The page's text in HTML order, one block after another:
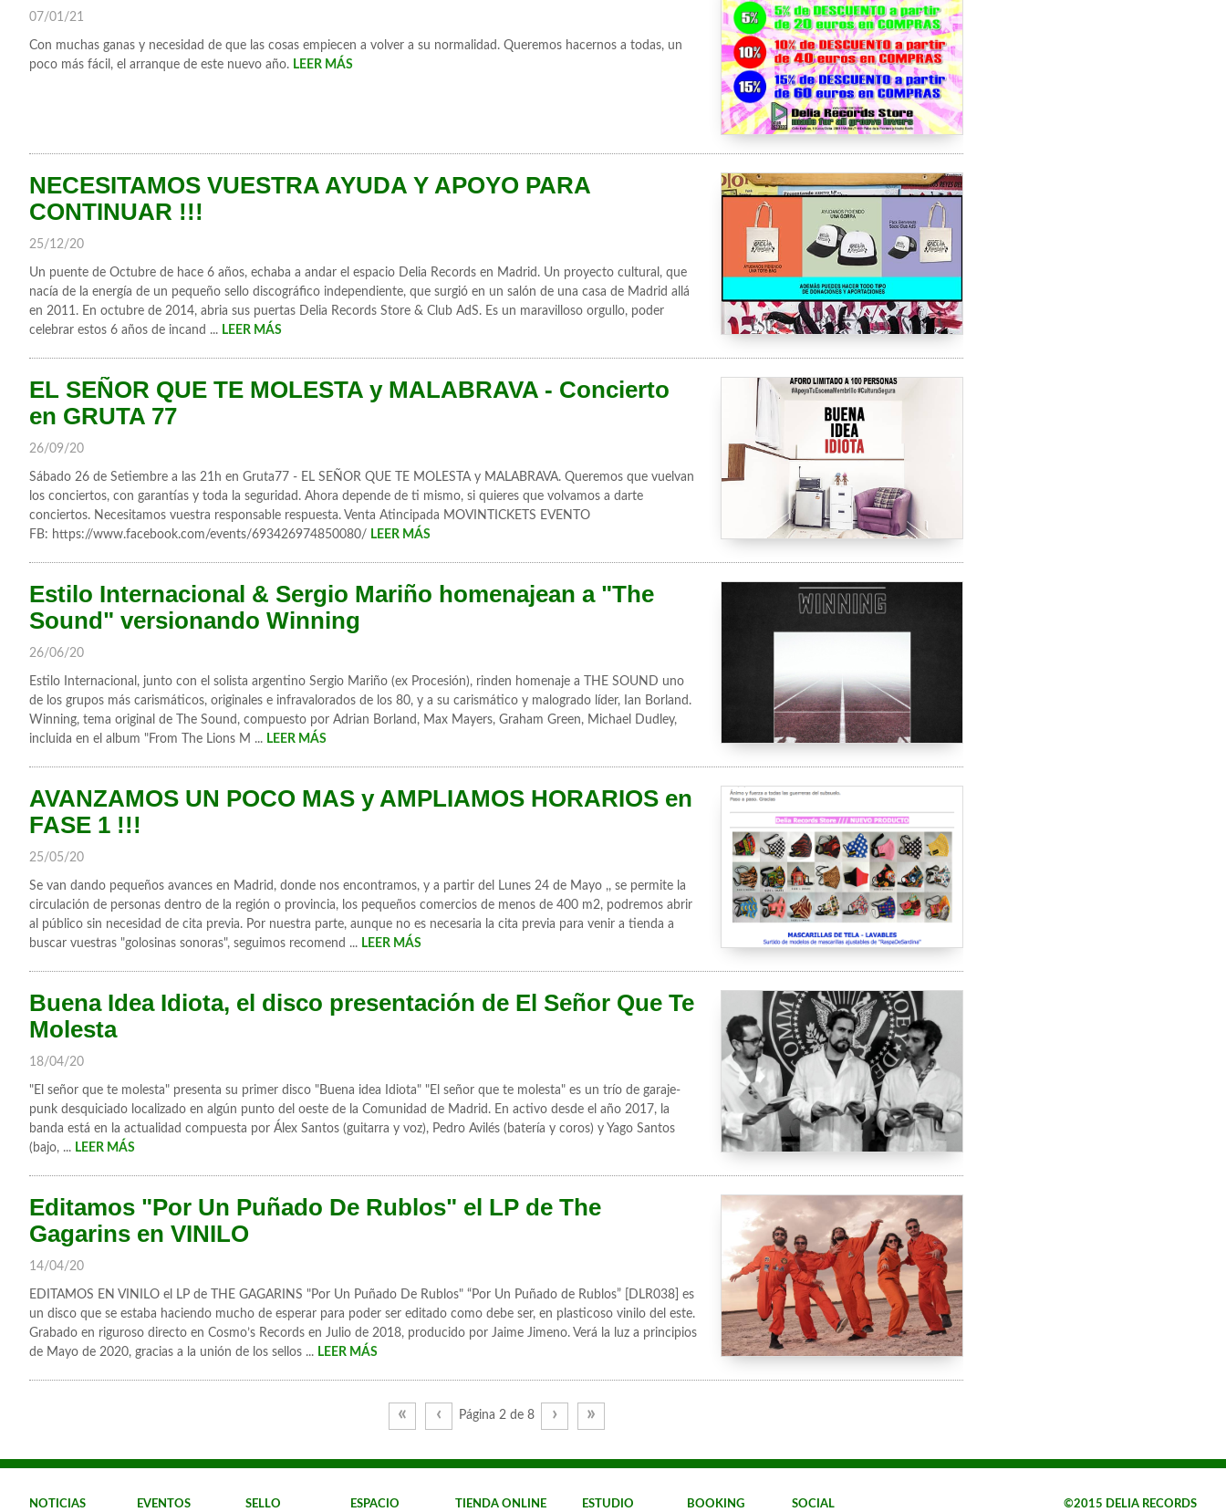
07/01/21
Con muchas ganas y necesidad de que las cosas empiecen a volver a su normalidad. Queremos hacernos a todas, un
poco más fácil, el arranque de este nuevo año. LEER MÁS
NECESITAMOS VUESTRA AYUDA Y APOYO PARA
CONTINUAR !!!
25/12/20
Un puente de Octubre de hace 6 años, echaba a andar el espacio Delia Records en Madrid. Un proyecto cultural, que
nacía de la energía de un pequeño sello discográfico independiente, que surgió en un salón de una casa de Madrid allá
en 2011. En octubre de 2014, abria sus puertas Delia Records Store & Club AdS. Es un maravilloso orgullo, poder
celebrar estos 6 años de incand ... LEER MÁS
EL SEÑOR QUE TE MOLESTA y MALABRAVA - Concierto
en GRUTA 77
26/09/20
Sábado 26 de Setiembre a las 21h en Gruta77 - EL SEÑOR QUE TE MOLESTA y MALABRAVA. Queremos que vuelvan
los conciertos, con garantías y toda la seguridad. Ahora depende de ti mismo, si quieres que volvamos a darte
conciertos. Necesitamos vuestra responsable respuesta. Venta Atincipada MOVINTICKETS EVENTO
FB: https://www.facebook.com/events/693426974850080/ LEER MÁS
Estilo Internacional & Sergio Mariño homenajean a "The
Sound" versionando Winning
26/06/20
Estilo Internacional, junto con el solista argentino Sergio Mariño (ex Procesión), rinden homenaje a THE SOUND uno
de los grupos más carismáticos, originales e infravalorados de los 80, y a su carismático y malogrado líder, Ian Borland.
Winning, tema original de The Sound, compuesto por Adrian Borland, Max Mayers, Graham Green, Michael Dudley,
incluida en el album "From The Lions M ... LEER MÁS
AVANZAMOS UN POCO MAS y AMPLIAMOS HORARIOS en
FASE 1 !!!
25/05/20
Se van dando pequeños avances en Madrid, donde nos encontramos, y a partir del Lunes 24 de Mayo ,, se permite la
circulación de personas dentro de la región o provincia, los pequeños comercios de menos de 400 m2, podremos abrir
al público sin necesidad de cita previa. Por nuestra parte, aunque no es necesaria la cita previa para venir a tienda a
buscar vuestras "golosinas sonoras", seguimos recomend ... LEER MÁS
Buena Idea Idiota, el disco presentación de El Señor Que Te
Molesta
18/04/20
"El señor que te molesta" presenta su primer disco "Buena idea Idiota" "El señor que te molesta" es un trío de garaje-
punk desquiciado localizado en algún punto del oeste de la Comunidad de Madrid. En activo desde el año 2017, la
banda está en la actualidad compuesta por Álex Santos (guitarra y voz), Pedro Avilés (batería y coros) y Yago Santos
(bajo, ... LEER MÁS
Editamos "Por Un Puñado De Rublos" el LP de The
Gagarins en VINILO
14/04/20
EDITAMOS EN VINILO el LP de THE GAGARINS "Por Un Puñado De Rublos" “Por Un Puñado de Rublos” [DLR038] es
un disco que se estaba haciendo mucho de esperar para poder ser editado como debe ser, en plasticoso vinilo del este.
Grabado en riguroso directo en Cosmo’s Records en Julio de 2018, producido por Jaime Jimeno. Verá la luz a principios
de Mayo de 2020, gracias a la unión de los sellos ... LEER MÁS
« ‹ Página 2 de 8 › »
NOTICIAS EVENTOS SELLO ESPACIO TIENDA ONLINE ESTUDIO BOOKING SOCIAL ©2015 DELIA RECORDS